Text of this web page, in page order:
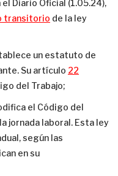
Diario Oficial (1.05.24),
transitorio de la ley
un estatuto de
Su artículo 22
del Trabajo;
el Código del
jornada laboral. Esta ley
según las
en su